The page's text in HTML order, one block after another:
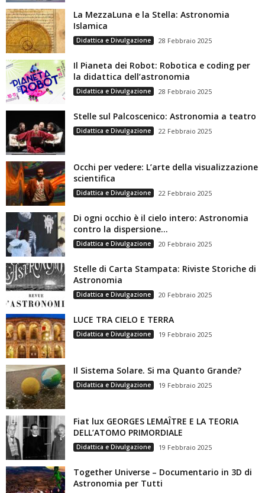
La MezzaLuna e la Stella: Astronomia
Islamica
Didattica e Divulgazione 28 Febbraio 2025
Il Pianeta dei Robot: Robotica e coding per
la didattica dell’astronomia
Didattica e Divulgazione 28 Febbraio 2025
Stelle sul Palcoscenico: Astronomia a teatro
Didattica e Divulgazione 22 Febbraio 2025
Occhi per vedere: L’arte della visualizzazione
scientifica
Didattica e Divulgazione 22 Febbraio 2025
Di ogni occhio è il cielo intero: Astronomia
contro la dispersione...
Didattica e Divulgazione 20 Febbraio 2025
Stelle di Carta Stampata: Riviste Storiche di
Astronomia
Didattica e Divulgazione 20 Febbraio 2025
LUCE TRA CIELO E TERRA
Didattica e Divulgazione 19 Febbraio 2025
Il Sistema Solare. Si ma Quanto Grande?
Didattica e Divulgazione 19 Febbraio 2025
Fiat lux GEORGES LEMAÎTRE E LA TEORIA
DELL’ATOMO PRIMORDIALE
Didattica e Divulgazione 19 Febbraio 2025
Together Universe – Documentario in 3D di
Astronomia per Tutti